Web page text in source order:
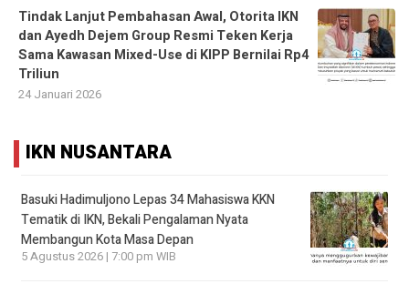
Tindak Lanjut Pembahasan Awal, Otorita IKN
dan Ayedh Dejem Group Resmi Teken Kerja
Sama Kawasan Mixed-Use di KIPP Bernilai Rp4
Triliun
24 Januari 2026
IKN NUSANTARA
Basuki Hadimuljono Lepas 34 Mahasiswa KKN
Tematik di IKN, Bekali Pengalaman Nyata
Membangun Kota Masa Depan
5 Agustus 2026 | 7:00 pm WIB